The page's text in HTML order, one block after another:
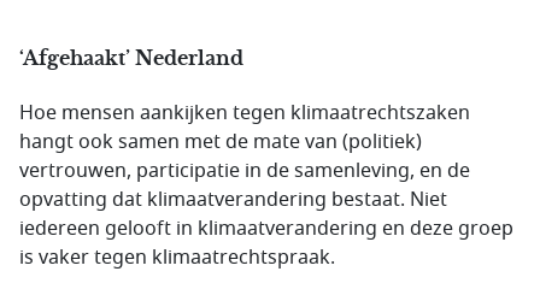
‘Afgehaakt’ Nederland
Hoe mensen aankijken tegen klimaatrechtszaken
hangt ook samen met de mate van (politiek)
vertrouwen, participatie in de samenleving, en de
opvatting dat klimaatverandering bestaat. Niet
iedereen gelooft in klimaatverandering en deze groep
is vaker tegen klimaatrechtspraak.